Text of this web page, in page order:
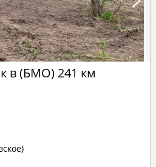
в (БМО) 241 км